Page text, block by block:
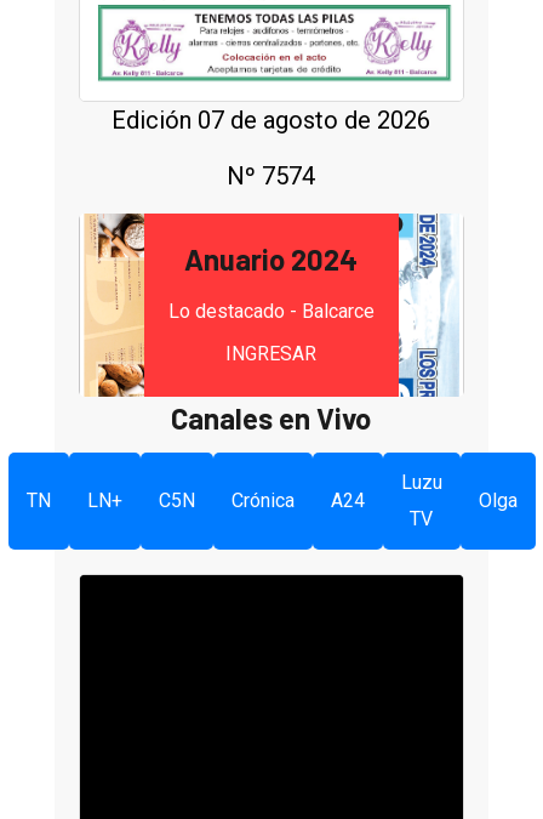
Edición 07 de agosto de 2026
Nº 7574
Anuario 2024
Lo destacado - Balcarce
INGRESAR
Canales en Vivo
TN LN+ C5N Crónica A24
Luzu
TV
Olga